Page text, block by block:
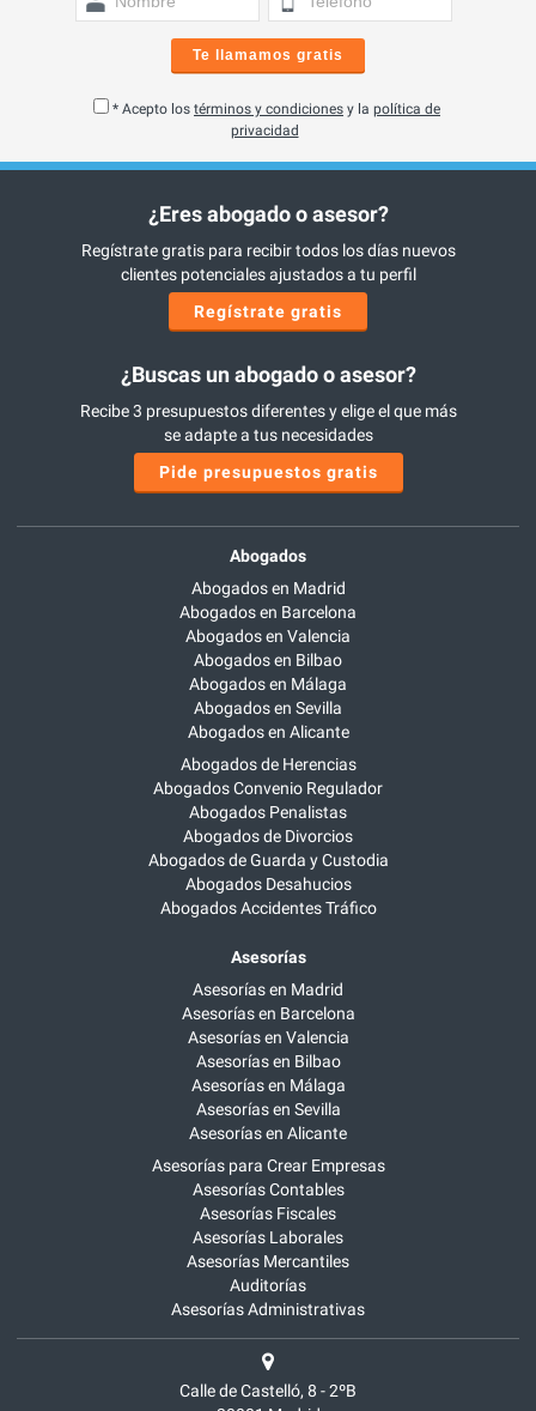
Te llamamos gratis
* Acepto los términos y condiciones y la política de
privacidad
¿Eres abogado o asesor?
Regístrate gratis para recibir todos los días nuevos
clientes potenciales ajustados a tu perfil
Regístrate gratis
¿Buscas un abogado o asesor?
Recibe 3 presupuestos diferentes y elige el que más
se adapte a tus necesidades
Pide presupuestos gratis
Abogados
Abogados en Madrid
Abogados en Barcelona
Abogados en Valencia
Abogados en Bilbao
Abogados en Málaga
Abogados en Sevilla
Abogados en Alicante
Abogados de Herencias
Abogados Convenio Regulador
Abogados Penalistas
Abogados de Divorcios
Abogados de Guarda y Custodia
Abogados Desahucios
Abogados Accidentes Tráfico
Asesorías
Asesorías en Madrid
Asesorías en Barcelona
Asesorías en Valencia
Asesorías en Bilbao
Asesorías en Málaga
Asesorías en Sevilla
Asesorías en Alicante
Asesorías para Crear Empresas
Asesorías Contables
Asesorías Fiscales
Asesorías Laborales
Asesorías Mercantiles
Auditorías
Asesorías Administrativas
Calle de Castelló, 8 - 2ºB